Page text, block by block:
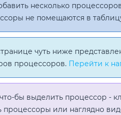
несколько
не помещаются в
чуть ниже
процессоров. Перейти к
бы выделить процессор -
процессоры или наглядно